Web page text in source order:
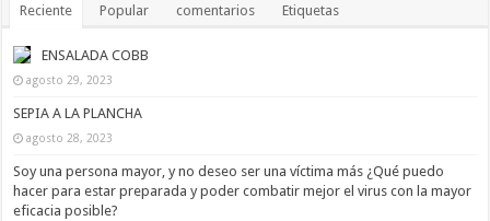
Reciente Popular comentarios Etiquetas
ENSALADA COBB
agosto 29, 2023
SEPIA A LA PLANCHA
agosto 28, 2023
Soy una persona mayor, y no deseo ser una víctima más ¿Qué puedo
hacer para estar preparada y poder combatir mejor el virus con la mayor
eficacia posible?